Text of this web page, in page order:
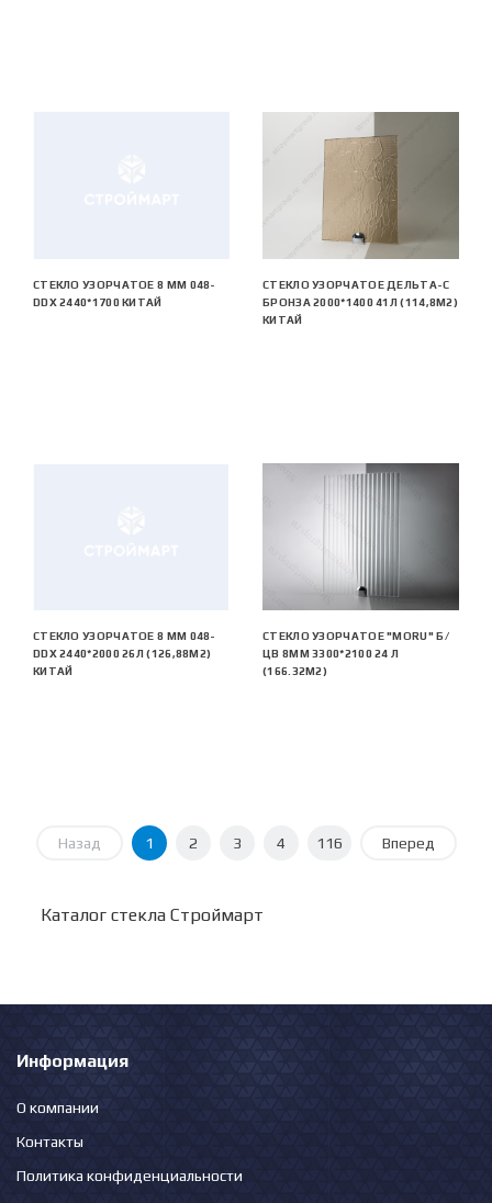
СТЕКЛО УЗОРЧАТОЕ 8 MM 048-
DDX 2440*1700 КИТАЙ
СТЕКЛО УЗОРЧАТОЕ ДЕЛЬТА-С
БРОНЗА 2000*1400 41Л (114,8М2)
КИТАЙ
СТЕКЛО УЗОРЧАТОЕ 8 MM 048-
DDX 2440*2000 26Л (126,88М2)
КИТАЙ
СТЕКЛО УЗОРЧАТОЕ "MORU" Б/
ЦВ 8ММ 3300*2100 24 Л
(166.32М2)
Назад 1 2 3 4 116 Вперед
Каталог стекла Строймарт
Информация
О компании
Контакты
Политика конфиденциальности